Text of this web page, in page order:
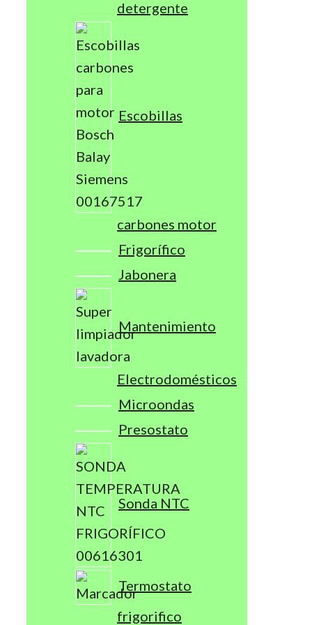
detergente
Escobillas
carbones motor
Frigorífico
Jabonera
Mantenimiento
Electrodomésticos
Microondas
Presostato
Sonda NTC
Termostato
frigorifico